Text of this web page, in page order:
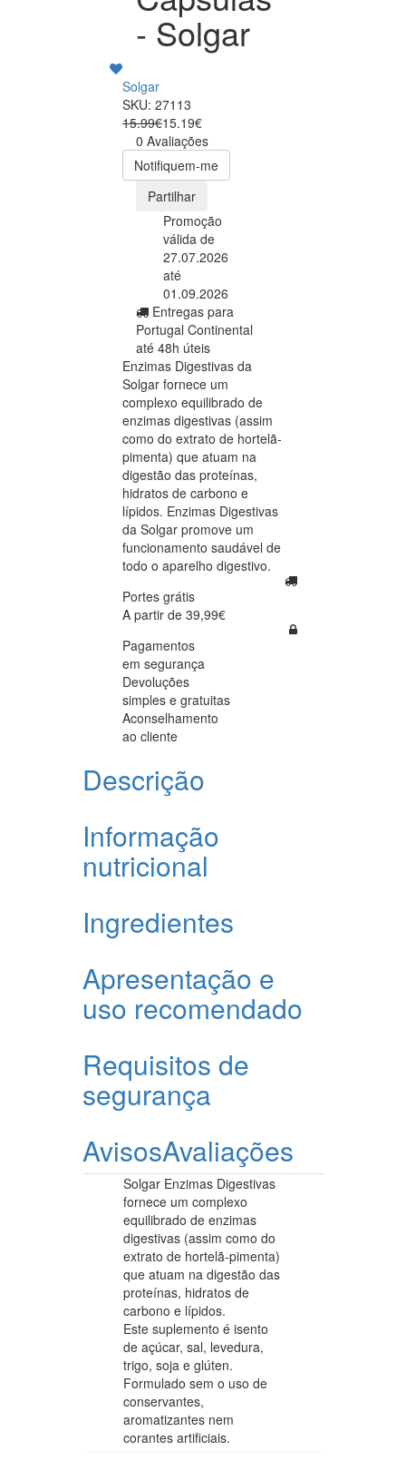
- Solgar
Solgar
SKU: 27113
15.99€15.19€
0 Avaliações
Notifiquem-me
Partilhar
Promoção
válida de
27.07.2026
até
01.09.2026
Entregas para
Portugal Continental
até 48h úteis
Enzimas Digestivas da
Solgar fornece um
complexo equilibrado de
enzimas digestivas (assim
como do extrato de hortelã-
pimenta) que atuam na
digestão das proteínas,
hidratos de carbono e
lípidos. Enzimas Digestivas
da Solgar promove um
funcionamento saudável de
todo o aparelho digestivo.
Portes grátis
A partir de 39,99€
Pagamentos
em segurança
Devoluções
simples e gratuitas
Aconselhamento
ao cliente
Descrição
Informação
nutricional
Ingredientes
Apresentação e
uso recomendado
Requisitos de
segurança
AvisosAvaliações
Solgar Enzimas Digestivas
fornece um complexo
equilibrado de enzimas
digestivas (assim como do
extrato de hortelã-pimenta)
que atuam na digestão das
proteínas, hidratos de
carbono e lípidos.
Este suplemento é isento
de açúcar, sal, levedura,
trigo, soja e glúten.
Formulado sem o uso de
conservantes,
aromatizantes nem
corantes artificiais.